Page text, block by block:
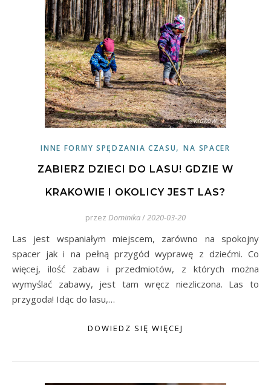
INNE FORMY SPĘDZANIA CZASU,NA SPACER
ZABIERZ DZIECI DO LASU! GDZIE W
KRAKOWIE I OKOLICY JEST LAS?
przez Dominika/2020-03-20
Las jest wspaniałym miejscem, zarówno na spokojny
spacer jak i na pełną przygód wyprawę z dziećmi. Co
więcej, ilość zabaw i przedmiotów, z których można
wymyślać zabawy, jest tam wręcz niezliczona. Las to
przygoda! Idąc do lasu,…
DOWIEDZ SIĘ WIĘCEJ